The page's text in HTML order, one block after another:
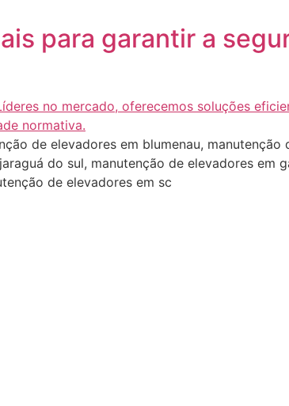
para garantir a
de elevadores em blumenau, manutenção
do sul, manutenção de elevadores em
de elevadores em sc